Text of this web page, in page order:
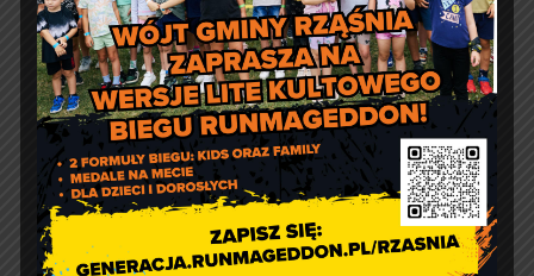
Prośba o szanowanie i
prawidłowe użycie
defibrylatorów AED
Artur Ruka Comment off
Relacja z Pikniku Rodzinnego
w Suchowoli